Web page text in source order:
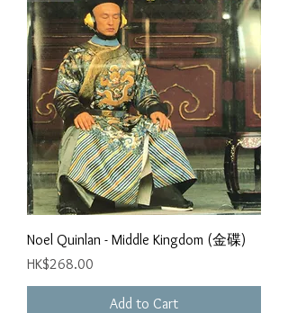
Noel Quinlan - Middle Kingdom (金碟)
Price
HK$268.00
Add to Cart